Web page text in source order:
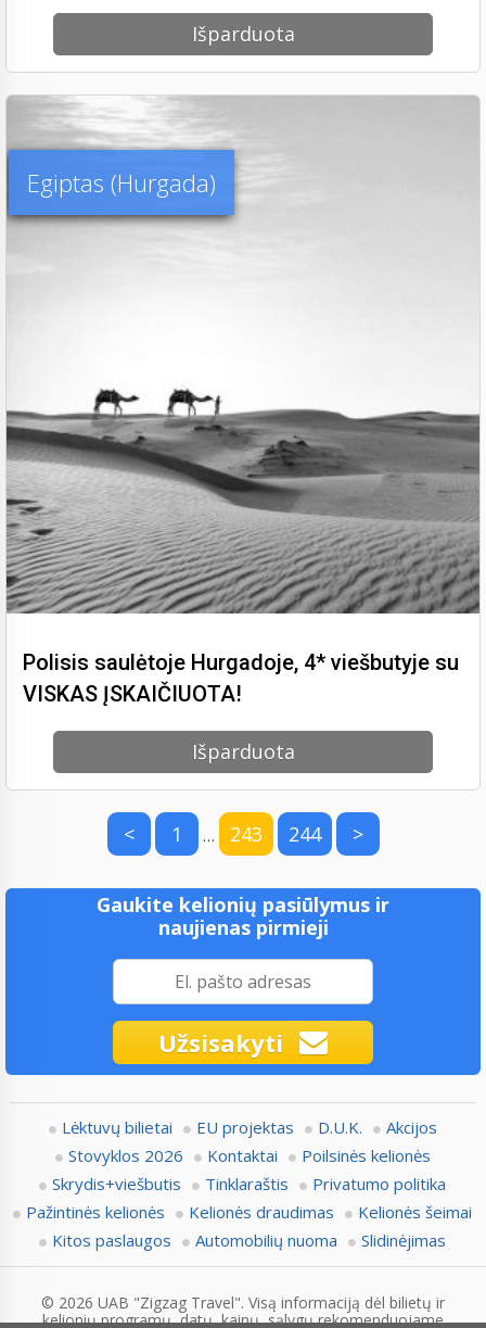
Išparduota
Egiptas (Hurgada)
Polisis saulėtoje Hurgadoje, 4* viešbutyje su
VISKAS ĮSKAIČIUOTA!
Išparduota
< 1 … 243 244 >
Gaukite kelionių pasiūlymus ir
naujienas pirmieji
Užsisakyti
Lėktuvų bilietai EU projektas D.U.K.
Akcijos
Stovyklos 2026
Kontaktai
Poilsinės kelionės
Skrydis+viešbutis
Tinklaraštis
Privatumo politika
Pažintinės kelionės
Kelionės draudimas
Kelionės šeimai
Kitos paslaugos
Automobilių nuoma Slidinėjimas
© 2026 UAB "Zigzag Travel". Visą informaciją dėl bilietų ir
kelionių programų, datų, kainų, sąlygų rekomenduojame